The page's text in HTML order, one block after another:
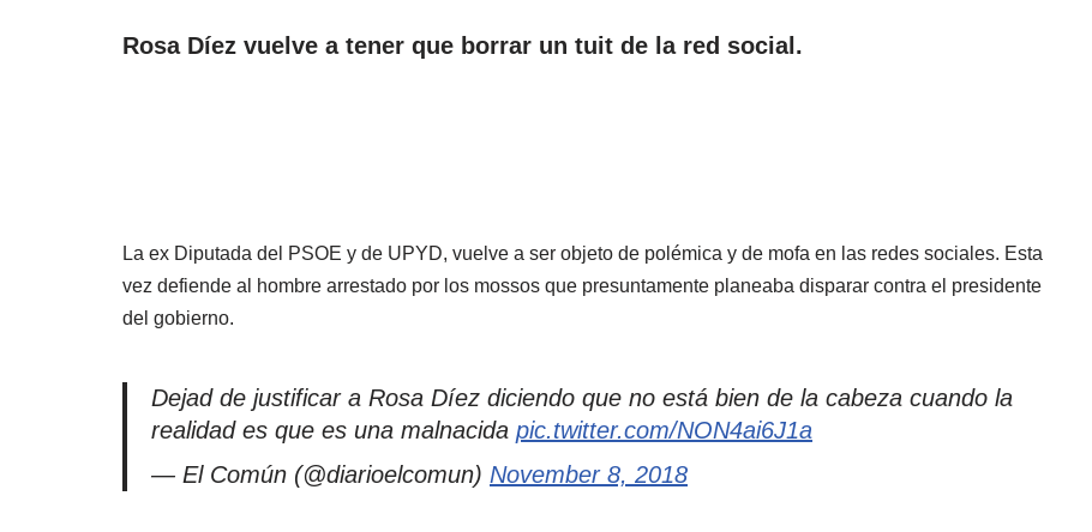
Rosa Díez vuelve a tener que borrar un tuit de la red social.
La ex Diputada del PSOE y de UPYD, vuelve a ser objeto de polémica y de mofa en las redes sociales. Esta
vez defiende al hombre arrestado por los mossos que presuntamente planeaba disparar contra el presidente
del gobierno.
Dejad de justificar a Rosa Díez diciendo que no está bien de la cabeza cuando la
realidad es que es una malnacida pic.twitter.com/NON4ai6J1a
— El Común (@diarioelcomun) November 8, 2018